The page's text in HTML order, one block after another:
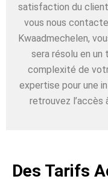
satisfaction du
vous nous
Kwaadmechelen,
sera résolu en
complexité de
expertise pour une
retrouvez l’accès
Des Tarifs